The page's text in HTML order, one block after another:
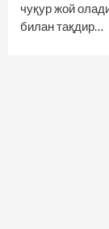
чуқур жой
билан тақдир…